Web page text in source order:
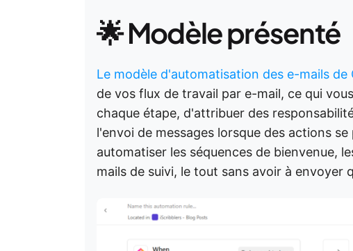
🌟 Modèle présenté
Le modèle d'automatisation des e-mails de
de vos flux de travail par e-mail, ce qui
chaque étape, d'attribuer des
l'envoi de messages lorsque des actions
automatiser les séquences de bienvenue,
mails de suivi, le tout sans avoir à envoyer